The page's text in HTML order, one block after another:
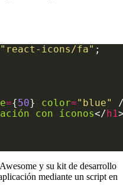
"react-icons/fa"
={50} color="blue"
con íconos</h1
y su kit de desarrollo
mediante un script en